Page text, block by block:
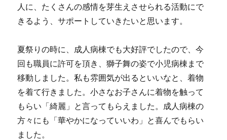
人に、たくさんの感情を芽生えさせられる活動にで
きるよう、サポートしていきたいと思います。
夏祭りの時に、成人病棟でも大好評でしたので、今
回も職員に許可を頂き、獅子舞の姿で小児病棟まで
移動しました。私も雰囲気が出るといいなと、着物
を着て行きました。小さなお子さんに着物を触って
もらい「綺麗」と言ってもらえました。成人病棟の
方々にも「華やかになっていいわ」と喜んでもらい
ました。